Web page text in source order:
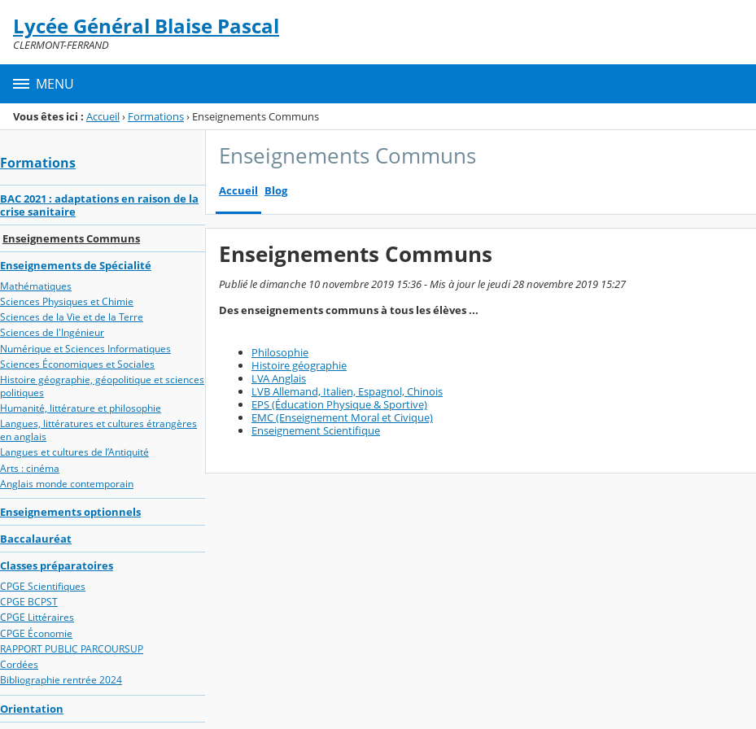
Menu de la rubrique
Contenu
Lycée Général Blaise Pascal
CLERMONT-FERRAND
MENU
Vous êtes ici : Accueil› Formations› Enseignements Communs
Formations
BAC 2021 : adaptations en raison de la
crise sanitaire
Enseignements Communs
Enseignements de Spécialité
Mathématiques
Sciences Physiques et Chimie
Sciences de la Vie et de la Terre
Sciences de l'Ingénieur
Numérique et Sciences Informatiques
Sciences Économiques et Sociales
Histoire géographie, géopolitique et sciences
politiques
Humanité, littérature et philosophie
Langues, littératures et cultures étrangères
en anglais
Langues et cultures de l’Antiquité
Arts : cinéma
Anglais monde contemporain
Enseignements optionnels
Baccalauréat
Classes préparatoires
CPGE Scientifiques
CPGE BCPST
CPGE Littéraires
CPGE Économie
RAPPORT PUBLIC PARCOURSUP
Cordées
Bibliographie rentrée 2024
Orientation
Enseignements Communs
Accueil Blog
Enseignements Communs
Publié le dimanche 10 novembre 2019 15:36 - Mis à jour le jeudi 28 novembre 2019 15:27
Des enseignements communs à tous les élèves ...
Philosophie
Histoire géographie
LVA Anglais
LVB Allemand, Italien, Espagnol, Chinois
EPS (Éducation Physique & Sportive)
EMC (Enseignement Moral et Civique)
Enseignement Scientifique